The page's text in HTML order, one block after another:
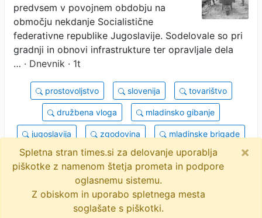
predvsem v povojnem obdobju na
območju nekdanje Socialistične
federativne republike Jugoslavije. Sodelovale so pri
gradnji in obnovi infrastrukture ter opravljale dela
… · Dnevnik · 1t
prostovoljstvo slovenija tovarištvo
družbena vloga mladinsko gibanje
jugoslavija zgodovina mladinske brigade
infrastruktura povojna obnova objavi
tvitaj
Spletna stran times.si za delovanje uporablja
piškotke z namenom štetja prometa in podpore
oglasnemu sistemu.
Z obiskom in uporabo spletnega mesta
soglašate s piškotki.
×